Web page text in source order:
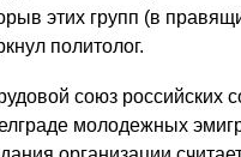
этих групп (в
политолог.
союз российских
молодежных